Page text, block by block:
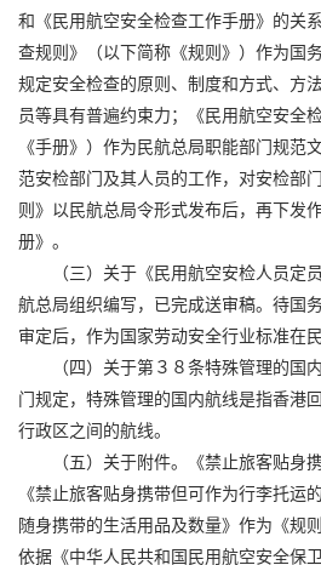
和《民用航空安全检查工作手册》的关
查规则》（以下简称《规则》）作为国
规定安全检查的原则、制度和方式、方
员等具有普遍约束力；《民用航空安全
《手册》）作为民航总局职能部门规范
范安检部门及其人员的工作，对安检部
则》以民航总局令形式发布后，再下发
册》。
（三）关于《民用航空安检人员定员
航总局组织编写，已完成送审稿。待国
审定后，作为国家劳动安全行业标准在
（四）关于第３８条特殊管理的国内
门规定，特殊管理的国内航线是指香港
行政区之间的航线。
（五）关于附件。《禁止旅客贴身携
《禁止旅客贴身携带但可作为行李托运
随身携带的生活用品及数量》作为《规
依据《中华人民共和国民用航空安全保